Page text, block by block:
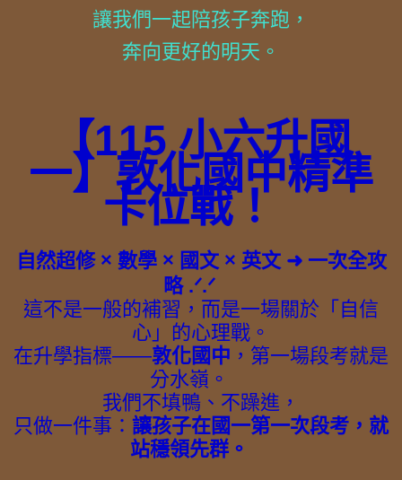
讓我們一起陪孩子奔跑，
奔向更好的明天。
【115 小六升國
一】敦化國中精準
卡位戰！
自然超修 × 數學 × 國文 × 英文 ➜ 一次全攻
略 .ᐟ.ᐟ
這不是一般的補習，而是一場關於「自信
心」的心理戰。
在升學指標——敦化國中 ，第一場段考就是
分水嶺。
我們不填鴨、不躁進，
只做一件事： 讓孩子在國一第一次段考，就
站穩領先群。